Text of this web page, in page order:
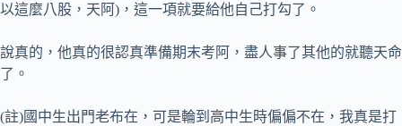
以這麼八股，天阿)，這一項就要給他自己打勾了。
說真的，他真的很認真準備期末考阿，盡人事了其他的就聽天命
了。
(註)國中生出門老布在，可是輪到高中生時偏偏不在，我真是打